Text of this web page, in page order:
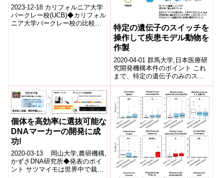
識できる。(Move over
dolphins. Chimps and
bonobos can recognize
2023-12-18 カリフォルニア大学
バークレー校(UCB)◆カリフォル
ニア大学バークレー校の比較心
特定の遺伝子のスイッチを
操作して疾患モデル動物を
作製
2020-04-01 群馬大学,日本医療研
究開発機構本件のポイント これ
まで、特定の遺伝子のみのスイ
ッチ(エピゲノム*1)をオンにした
疾患モデル動物を作製するこ...
個体を高効率に選抜可能な
DNAマーカーの開発に成
功!
2020-03-13 岡山大学,農研機構,
かずさDNA研究所◆発表のポイ
ント サツマイモは世界中で栽培